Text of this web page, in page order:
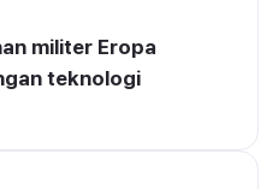
militer Eropa
teknologi